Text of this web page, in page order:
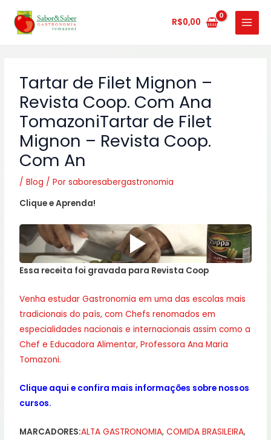
para
R$0,00
MAIN
MENU
Tartar de Filet Mignon –
Revista Coop. Com Ana
TomazoniTartar de Filet
Mignon – Revista Coop.
Com An
/Blog / Porsaboresabergastronomia
Clique e Aprenda!
Essa receita foi gravada para Revista Coop
Venha estudar Gastronomia em uma das escolas mais
tradicionais do país,com Chefs renomados em
especialidades nacionais e internacionais assim como a
Chef e Educadora Alimentar, Professora Ana Maria
Tomazoni.
Clique aqui e confira mais informações sobre nossos
cursos.
MARCADORES:ALTA GASTRONOMIA,COMIDA BRASILEIRA,